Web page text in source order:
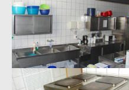
Show larger version